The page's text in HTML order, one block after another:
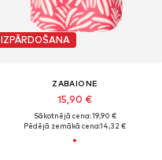
IZPĀRDOŠANA
ZABAIONE
15,90 €
Sākotnējā cena: 19,90 €
Pēdējā zemākā cena:14,32 €